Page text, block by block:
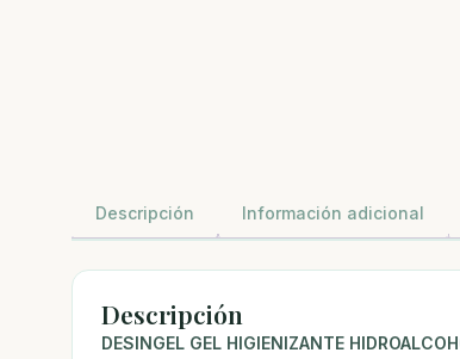
Descripción Información adicional
Descripción
DESINGEL GEL HIGIENIZANTE